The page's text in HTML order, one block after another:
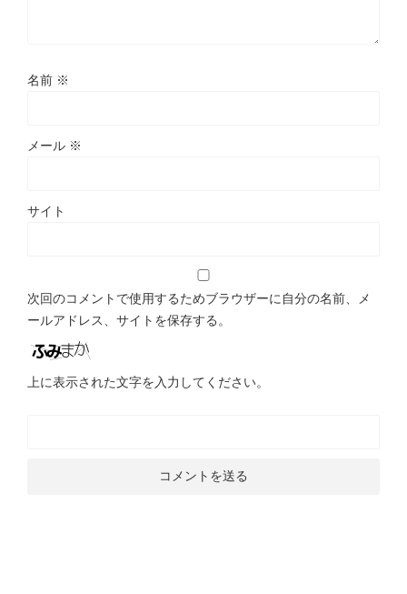
名前 ※
メール ※
サイト
次回のコメントで使用するためブラウザーに自分の名前、メ
ールアドレス、サイトを保存する。
上に表示された文字を入力してください。